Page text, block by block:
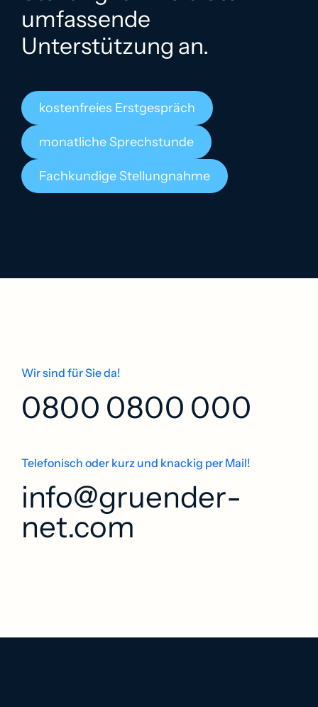
umfassende
Unterstützung an.
kostenfreies Erstgespräch
monatliche Sprechstunde
Fachkundige Stellungnahme
Wir sind für Sie da!
0800 0800 000
Telefonisch oder kurz und knackig per Mail!
info@­gruender­­
net.com